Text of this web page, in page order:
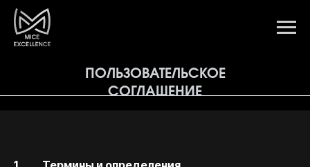
ПОЛЬЗОВАТЕЛЬСКОЕ
СОГЛАШЕНИЕ